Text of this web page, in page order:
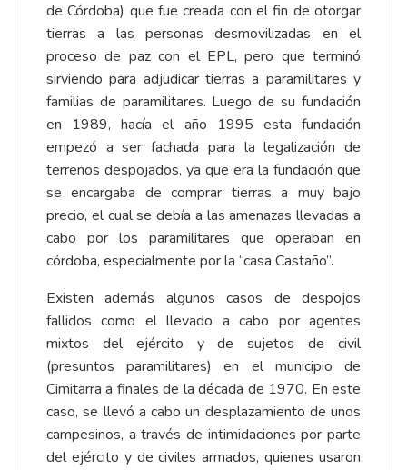
de Córdoba) que fue creada con el fin de otorgar
tierras a las personas desmovilizadas en el
proceso de paz con el EPL, pero que terminó
sirviendo para adjudicar tierras a paramilitares y
familias de paramilitares. Luego de su fundación
en 1989, hacía el año 1995 esta fundación
empezó a ser fachada para la legalización de
terrenos despojados, ya que era la fundación que
se encargaba de comprar tierras a muy bajo
precio, el cual se debía a las amenazas llevadas a
cabo por los paramilitares que operaban en
córdoba, especialmente por la “casa Castaño”.
Existen además algunos casos de despojos
fallidos como el llevado a cabo por agentes
mixtos del ejército y de sujetos de civil
(presuntos paramilitares) en el municipio de
Cimitarra a finales de la década de 1970. En este
caso, se llevó a cabo un desplazamiento de unos
campesinos, a través de intimidaciones por parte
del ejército y de civiles armados, quienes usaron